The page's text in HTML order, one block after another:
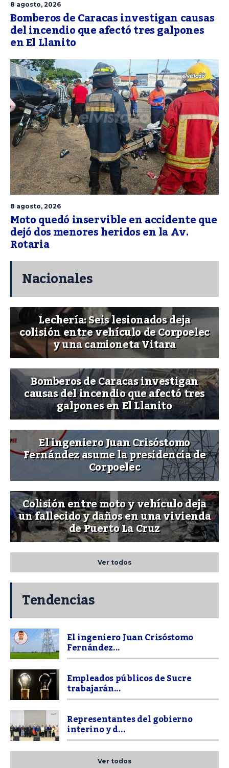
8 agosto, 2026
Bomberos de Caracas investigan causas
del incendio que afectó tres galpones
en El Llanito
8 agosto, 2026
Moto quedó inservible en accidente que
dejó dos menores heridos en la Av.
Rotaria
Nacionales
Lechería: Seis lesionados deja
colisión entre vehículo de Corpoelec
y una camioneta Vitara
Bomberos de Caracas investigan
causas del incendio que afectó tres
galpones en El Llanito
El ingeniero Juan Crisóstomo
Fernández asume la presidencia de
Corpoelec
Colisión entre moto y vehículo deja
un fallecido y daños en una vivienda
de Puerto La Cruz
Ver todos
Tendencias
El ingeniero Juan Crisóstomo
Fernández...
Empleados públicos de Sucre
trabajarán...
Representantes del gobierno
interino y d...
Ver todos